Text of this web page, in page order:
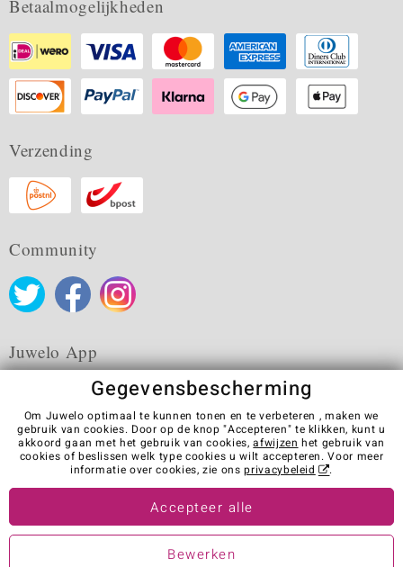
Betaalmogelijkheden
Verzending
Community
Juwelo App
Algemene verkoopvoorwaarden Privacybeleid
Cookies
Colofon
Contact
Contract herroepen
Visit our stores in other countries:
Gegevensbescherming
Om Juwelo optimaal te kunnen tonen en te verbeteren , maken we
gebruik van cookies. Door op de knop "Accepteren" te klikken, kunt u
akkoord gaan met het gebruik van cookies,afwijzen het gebruik van
cookies of beslissen welk type cookies u wilt accepteren. Voor meer
informatie over cookies, zie onsprivacybeleid .
Accepteer alle
Bewerken